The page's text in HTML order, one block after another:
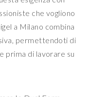
che vogliono
a Milano combina
permettendoti di
prima di lavorare su